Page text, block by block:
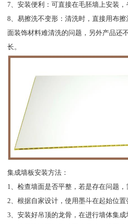
7、安装便利：可直接在毛胚墙上安装，
8、易擦洗不变形：清洗时，直接用布
面装饰材料难清洗的问题，另外产品还
长。
集成墙板安装方法：
1、检查墙面是否平整，若是存在问题
2、根据自家设计，使用墨斗在起始位
3、安装好吊顶的龙骨，在进行墙体集成